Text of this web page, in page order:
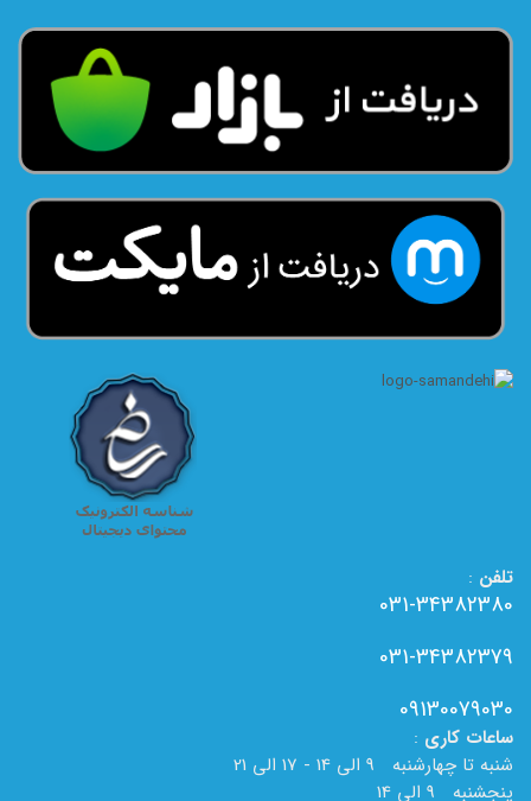
تلفن :
031-34382380
031-34382379
09130079030
ساعات کاری :
شنبه تا چهارشنبه 9 الی 14 - 17 الی 21
پنجشنبه 9 الی 14